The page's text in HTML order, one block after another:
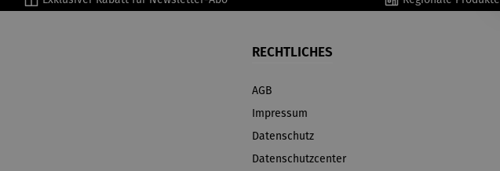
RECHTLICHES
AGB
Impressum
Datenschutz
Datenschutzcenter